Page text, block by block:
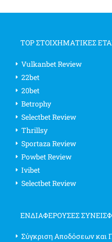
TOP ΣΤΟΙΧΗΜΑΤΙΚΕΣ
Vulkanbet Review
22bet
20bet
Betrophy
Selectbet Review
Thrillsy
Sportaza Review
Powbet Review
Ivibet
Selectbet Review
ΕΝΔΙΑΦΈΡΟΥΣΕΣ
Σύγκριση Αποδόσεων